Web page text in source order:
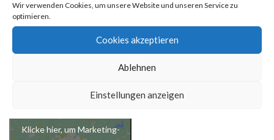
Wir verwenden Cookies, um unsere Website und unseren Service zu
optimieren.
Cookies akzeptieren
Ablehnen
Einstellungen anzeigen
IHR KONTAKT ZU UNS …
Wenden Sie sich an uns:
Telefon +49 731 932 84-15
info@comlab-ulm.de
Klicke hier, um Marketing-